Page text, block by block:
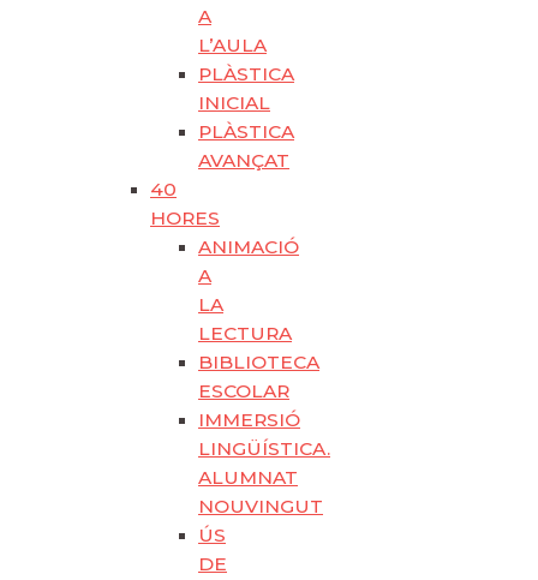
A
L’AULA
PLÀSTICA
INICIAL
PLÀSTICA
AVANÇAT
40
HORES
ANIMACIÓ
A
LA
LECTURA
BIBLIOTECA
ESCOLAR
IMMERSIÓ
LINGÜÍSTICA.
ALUMNAT
NOUVINGUT
ÚS
DE